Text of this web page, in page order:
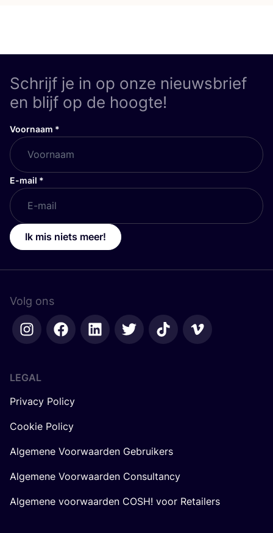
Schrijf je in op onze nieuwsbrief
en blijf op de hoogte!
Voornaam *
E-mail *
Ik mis niets meer!
Volg ons
LEGAL
Privacy Policy
Cookie Policy
Algemene Voorwaarden Gebruikers
Algemene Voorwaarden Consultancy
Algemene voorwaarden COSH! voor Retailers